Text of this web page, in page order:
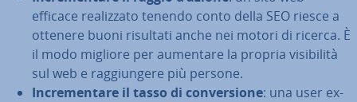
efficace rea­liz­za­to tenendo conto della SEO riesce a
ottenere buoni risultati anche nei motori di ricerca. È
il modo migliore per aumentare la propria vi­si­bi­li­tà
sul web e rag­giun­ge­re più persone.
In­cre­men­ta­re il tasso di con­ver­sio­ne: una user ex­